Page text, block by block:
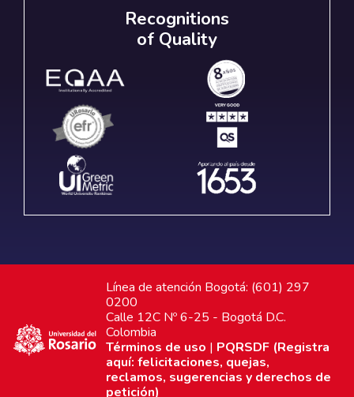
Recognitions
of Quality
Línea de atención Bogotá: (601) 297
0200
Calle 12C Nº 6-25 - Bogotá D.C.
Colombia
Términos de uso | PQRSDF (Registra
aquí: felicitaciones, quejas,
reclamos, sugerencias y derechos de
petición)